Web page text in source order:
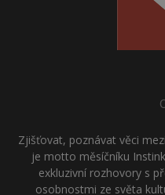
Zjišťovat, poznávat věci
je motto měsíčníku
exkluzivní rozhovory s
osobnostmi ze světa